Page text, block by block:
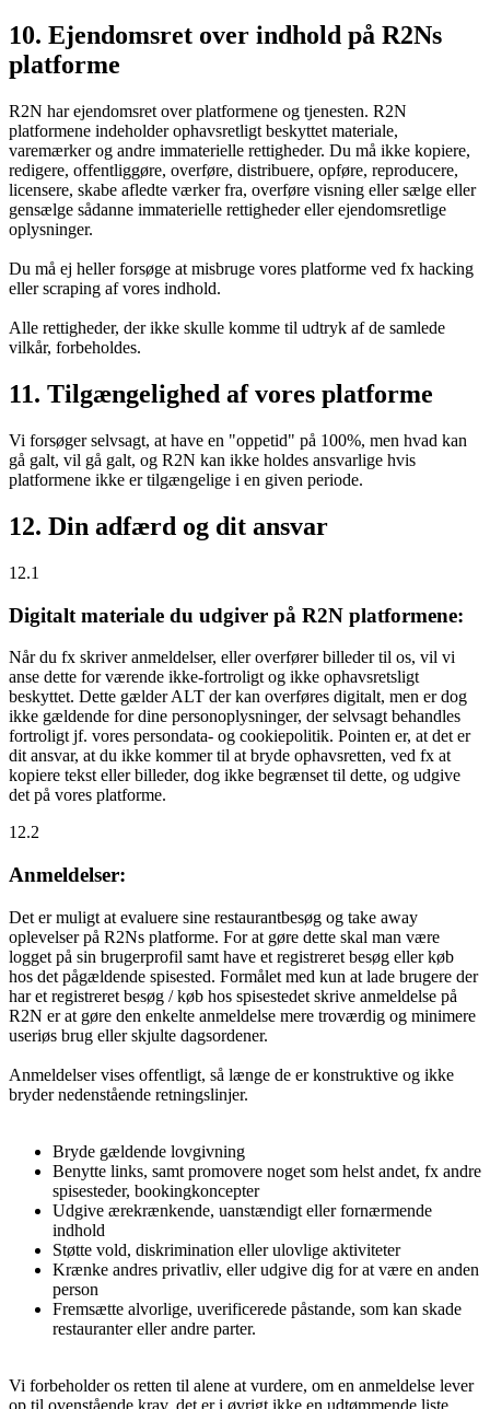
10. Ejendomsret over indhold på R2Ns
platforme
R2N har ejendomsret over platformene og tjenesten. R2N
platformene indeholder ophavsretligt beskyttet materiale,
varemærker og andre immaterielle rettigheder. Du må ikke kopiere,
redigere, offentliggøre, overføre, distribuere, opføre, reproducere,
licensere, skabe afledte værker fra, overføre visning eller sælge eller
gensælge sådanne immaterielle rettigheder eller ejendomsretlige
oplysninger.
Du må ej heller forsøge at misbruge vores platforme ved fx hacking
eller scraping af vores indhold.
Alle rettigheder, der ikke skulle komme til udtryk af de samlede
vilkår, forbeholdes.
11. Tilgængelighed af vores platforme
Vi forsøger selvsagt, at have en "oppetid" på 100%, men hvad kan
gå galt, vil gå galt, og R2N kan ikke holdes ansvarlige hvis
platformene ikke er tilgængelige i en given periode.
12. Din adfærd og dit ansvar
12.1
Digitalt materiale du udgiver på R2N platformene:
Når du fx skriver anmeldelser, eller overfører billeder til os, vil vi
anse dette for værende ikke-fortroligt og ikke ophavsretsligt
beskyttet. Dette gælder ALT der kan overføres digitalt, men er dog
ikke gældende for dine personoplysninger, der selvsagt behandles
fortroligt jf. vores persondata- og cookiepolitik. Pointen er, at det er
dit ansvar, at du ikke kommer til at bryde ophavsretten, ved fx at
kopiere tekst eller billeder, dog ikke begrænset til dette, og udgive
det på vores platforme.
12.2
Anmeldelser:
Det er muligt at evaluere sine restaurantbesøg og take away
oplevelser på R2Ns platforme. For at gøre dette skal man være
logget på sin brugerprofil samt have et registreret besøg eller køb
hos det pågældende spisested. Formålet med kun at lade brugere der
har et registreret besøg / køb hos spisestedet skrive anmeldelse på
R2N er at gøre den enkelte anmeldelse mere troværdig og minimere
useriøs brug eller skjulte dagsordener.
Anmeldelser vises offentligt, så længe de er konstruktive og ikke
bryder nedenstående retningslinjer.
Bryde gældende lovgivning
Benytte links, samt promovere noget som helst andet, fx andre
spisesteder, bookingkoncepter
Udgive ærekrænkende, uanstændigt eller fornærmende
indhold
Støtte vold, diskrimination eller ulovlige aktiviteter
Krænke andres privatliv, eller udgive dig for at være en anden
person
Fremsætte alvorlige, uverificerede påstande, som kan skade
restauranter eller andre parter.
Vi forbeholder os retten til alene at vurdere, om en anmeldelse lever
op til ovenstående krav, det er i øvrigt ikke en udtømmende liste.